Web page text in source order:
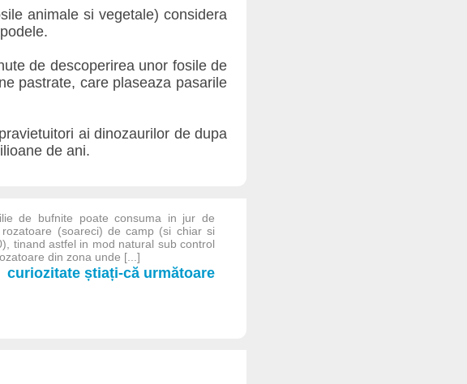
animale si vegetale) considera
de descoperirea unor fosile de
pastrate, care plaseaza pasarile
ai dinozaurilor de dupa
de ani.
de bufnite poate consuma in jur de
(soareci) de camp (si chiar si
tinand astfel in mod natural sub control
din zona unde [...]
curiozitate știați-că următoare